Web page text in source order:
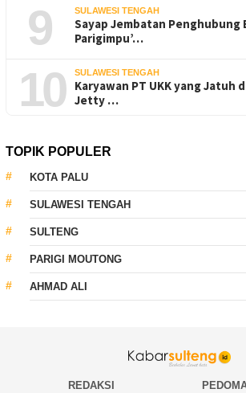
9 SULAWESI TENGAH
Sayap Jembatan Penghubung
Parigimpu’…
10 SULAWESI TENGAH
Karyawan PT UKK yang Jatuh
Jetty …
TOPIK POPULER
KOTA PALU
SULAWESI TENGAH
SULTENG
PARIGI MOUTONG
AHMAD ALI
REDAKSI